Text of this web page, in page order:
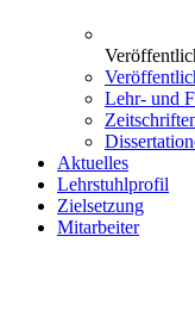
Lehr- und
Aktuelles
Lehrstuhlprofil
Zielsetzung
Mitarbeiter